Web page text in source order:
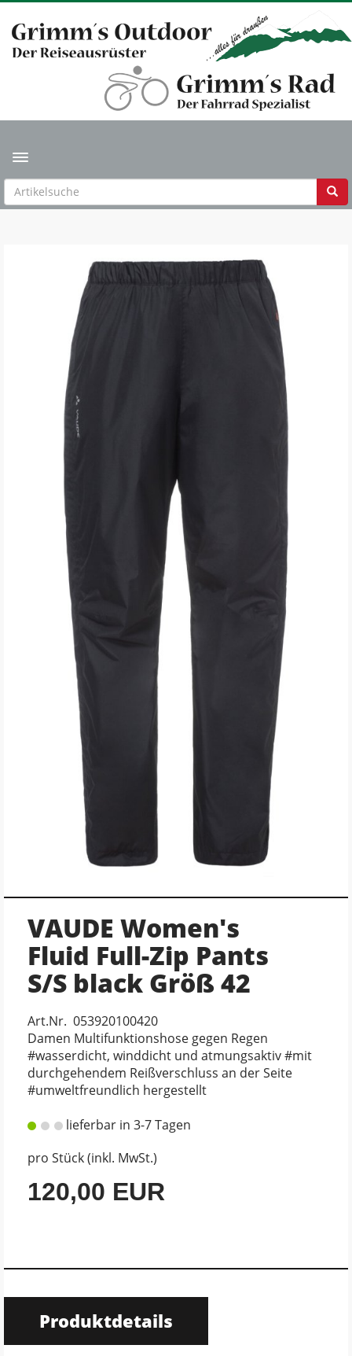
Toggle navigation
VAUDE Women's
Fluid Full-Zip Pants
S/S black Größ 42
Art.Nr. 053920100420
Damen Multifunktionshose gegen Regen
#wasserdicht, winddicht und atmungsaktiv #mit
durchgehendem Reißverschluss an der Seite
#umweltfreundlich hergestellt
lieferbar in 3-7 Tagen
pro Stück (inkl. MwSt.)
120,00 EUR
Produktdetails